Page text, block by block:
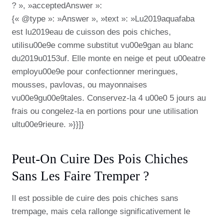
? », »acceptedAnswer »:
{« @type »: »Answer », »text »: »Lu2019aquafaba
est lu2019eau de cuisson des pois chiches,
utilisu00e9e comme substitut vu00e9gan au blanc
du2019u0153uf. Elle monte en neige et peut u00eatre
employu00e9e pour confectionner meringues,
mousses, pavlovas, ou mayonnaises
vu00e9gu00e9tales. Conservez-la 4 u00e0 5 jours au
frais ou congelez-la en portions pour une utilisation
ultu00e9rieure. »}}]}
Peut-On Cuire Des Pois Chiches
Sans Les Faire Tremper ?
Il est possible de cuire des pois chiches sans
trempage, mais cela rallonge significativement le